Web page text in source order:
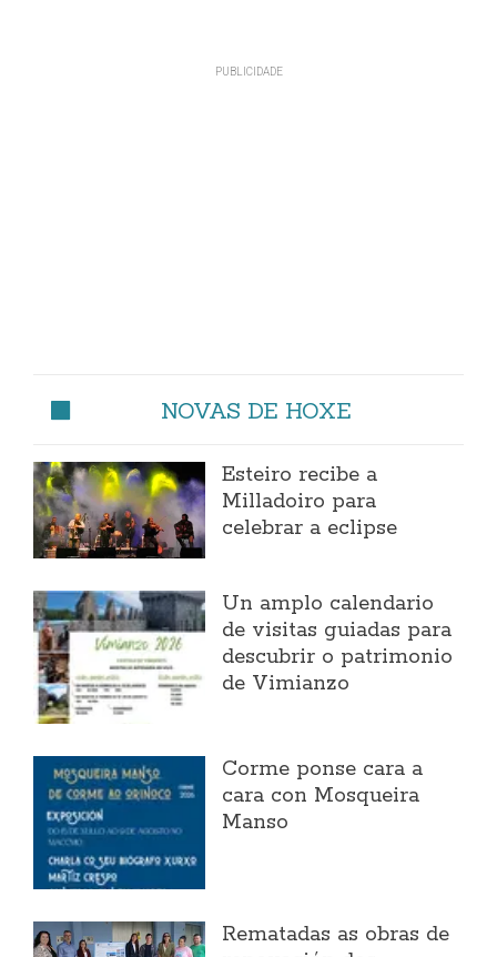
NOVAS DE HOXE
Esteiro recibe a
Milladoiro para
celebrar a eclipse
Un amplo calendario
de visitas guiadas para
descubrir o patrimonio
de Vimianzo
Corme ponse cara a
cara con Mosqueira
Manso
Rematadas as obras de